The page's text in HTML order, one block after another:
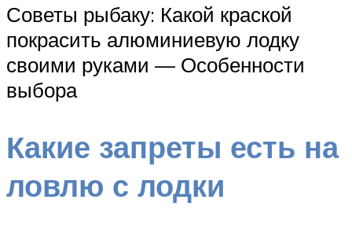
Советы рыбаку: Какой краской
покрасить алюминиевую лодку
своими руками — Особенности
выбора
Какие запреты есть на
ловлю с лодки